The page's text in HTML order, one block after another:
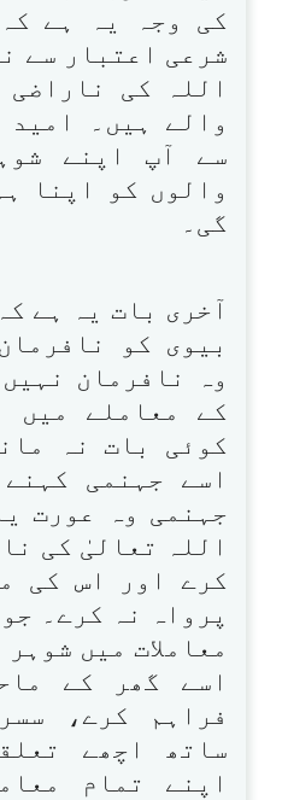
کی وجہ یہ ہے
شرعی اعتبار سے
اللہ کی
والے ہیں۔ امید
سے آپ اپنے
والوں کو اپنا
گی۔
آخری بات یہ ہے
بیوی کو
وہ نافرمان
کے معاملے میں
کوئی بات نہ
اسے جہنمی
جہنمی وہ عورت
اللہ تعالیٰ کی
کرے اور اس کی
پرواہ نہ کرے۔
معاملات میں
اسے گھر کے
فراہم کرے،
ساتھ اچھے
اپنے تمام